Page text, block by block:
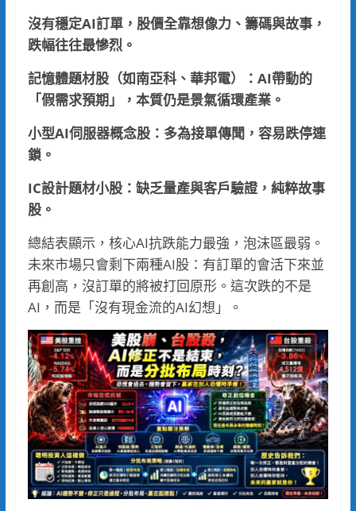
沒有穩定AI訂單，股價全靠想像力、籌碼與故事，
跌幅往往最慘烈。
記憶體題材股（如南亞科、華邦電）：AI帶動的
「假需求預期」，本質仍是景氣循環產業。
小型AI伺服器概念股：多為接單傳聞，容易跌停連
鎖。
IC設計題材小股：缺乏量產與客戶驗證，純粹故事
股。
總結表顯示，核心AI抗跌能力最強，泡沫區最弱。
未來市場只會剩下兩種AI股：有訂單的會活下來並
再創高，沒訂單的將被打回原形。這次跌的不是
AI，而是「沒有現金流的AI幻想」。